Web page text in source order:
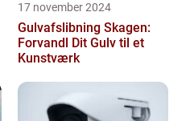
17 november 2024
Gulvafslibning Skagen:
Forvandl Dit Gulv til et
Kunstværk